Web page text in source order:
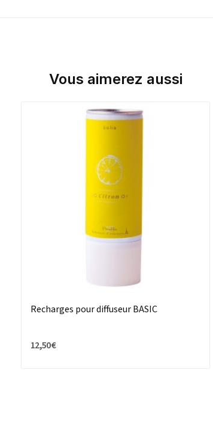
Vous aimerez aussi
Recharges pour diffuseur BASIC
12,50 €